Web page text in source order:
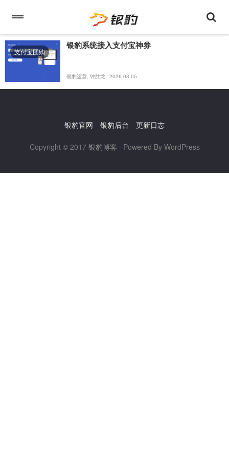
支付宝团购
银豹系统接入支付宝神券
银豹运营, 钟胜龙 2026-03-05
银豹官网 银豹后台 更新日志
Copyright © 2017 银豹博客 · Powered By WordPress